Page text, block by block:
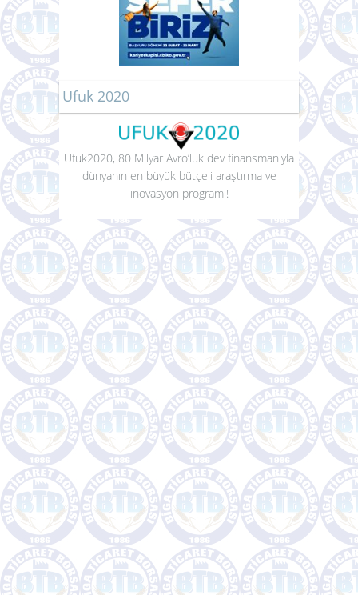
Ufuk 2020
Ufuk2020, 80 Milyar Avro’luk dev finansmanıyla
dünyanın en büyük bütçeli araştırma ve
inovasyon programı!